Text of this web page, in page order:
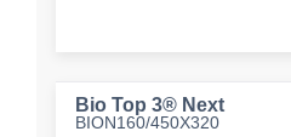
Bio Top 3® Next
BION160/450X320